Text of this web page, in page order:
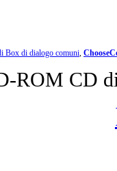
Box di dialogo comuni,
ROM CD